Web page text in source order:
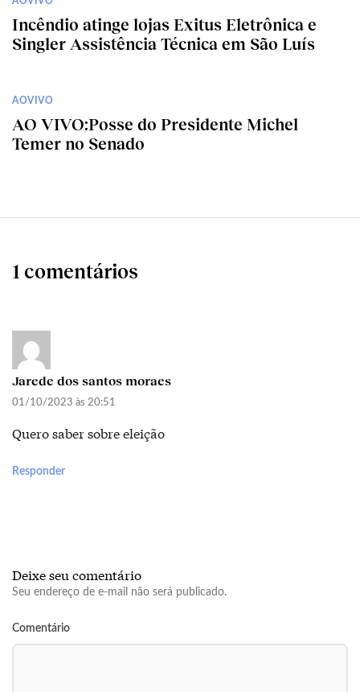
Incêndio atinge lojas Exitus Eletrônica e
Singler Assistência Técnica em São Luís
AOVIVO
AO VIVO:Posse do Presidente Michel
Temer no Senado
1 comentários
Jarede dos santos moraes
01/10/2023 às 20:51
Quero saber sobre eleição
Responder
Deixe seu comentário
Seu endereço de e-mail não será publicado.
Comentário